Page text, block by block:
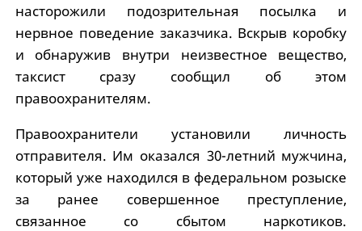
насторожили подозрительная посылка и
нервное поведение заказчика. Вскрыв коробку
и обнаружив внутри неизвестное вещество,
таксист сразу сообщил об этом
правоохранителям.
Правоохранители установили личность
отправителя. Им оказался 30-летний мужчина,
который уже находился в федеральном розыске
за ранее совершенное преступление,
связанное со сбытом наркотиков.